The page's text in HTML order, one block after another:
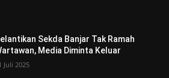
Sekda Banjar Tak Ramah
Media Diminta Keluar
Juli 2025